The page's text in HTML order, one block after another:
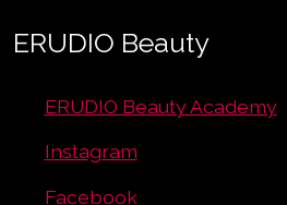
ERUDIO Beauty
ERUDIO Beauty Academy
Instagram
Facebook